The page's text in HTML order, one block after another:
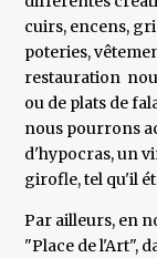
cuirs, encens,
poteries,
restauration
ou de plats de
nous pourrons
d'hypocras, un
girofle, tel qu'il
Par ailleurs, en
"Place de l'Art",